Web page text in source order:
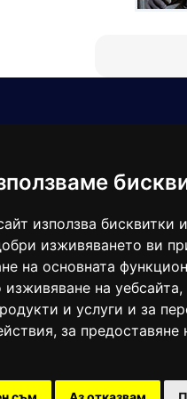
използва бисквитки
изживяването ви
на основната
на уебсайта,
и услуги и за
, за
за ISSN) под номер: